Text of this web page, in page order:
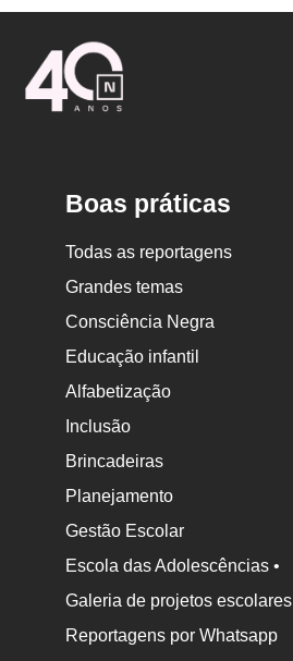
Boas práticas
Todas as reportagens
Grandes temas
Consciência Negra
Educação infantil
Alfabetização
Inclusão
Brincadeiras
Planejamento
Gestão Escolar
Escola das Adolescências •
Galeria de projetos escolares
Reportagens por Whatsapp